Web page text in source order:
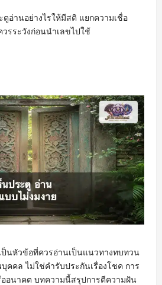
อ่านอย่างไรให้มีสติ แยกความเชื่อ
รระวังก่อนนำเลขไปใช้
ป็นหัวข้อที่ควรอ่านเป็นแนวทางทบทวน
คคล ไม่ใช่คำรับประกันเรื่องโชค การ
อนาคต บทความนี้สรุปการตีความฝัน